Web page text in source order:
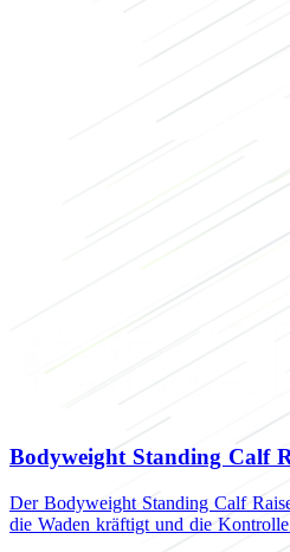
Bodyweight Standing Calf
Der Bodyweight Standing Calf
die Waden kräftigt und die